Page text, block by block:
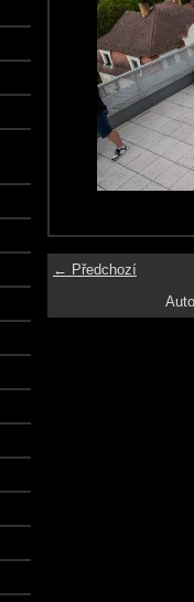
← Předchozí